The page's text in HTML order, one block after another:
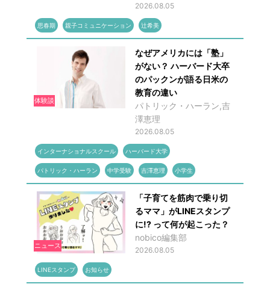
2026.08.05
思春期 親子コミュニケーション 辻希美
体験談
なぜアメリカには「塾」
がない？ ハーバード大卒
のパックンが語る日米の
教育の違い
パトリック・ハーラン,吉
澤恵理
2026.08.05
インターナショナルスクール ハーバード大学
パトリック・ハーラン 中学受験 吉澤恵理 小学生
ニュース
「子育てを筋肉で乗り切
るママ」がLINEスタンプ
に!? って何が起こった？
nobico編集部
2026.08.05
LINEスタンプ お知らせ